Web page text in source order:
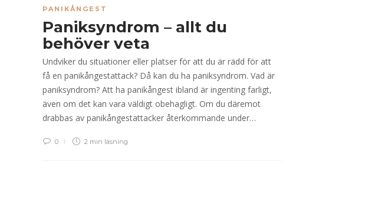
PANIKÅNGEST
Paniksyndrom – allt du
behöver veta
Undviker du situationer eller platser för att du är rädd för att
få en panikångestattack? Då kan du ha paniksyndrom. Vad är
paniksyndrom? Att ha panikångest ibland är ingenting farligt,
även om det kan vara väldigt obehagligt. Om du däremot
drabbas av panikångestattacker återkommande under…
0 2 min läsning